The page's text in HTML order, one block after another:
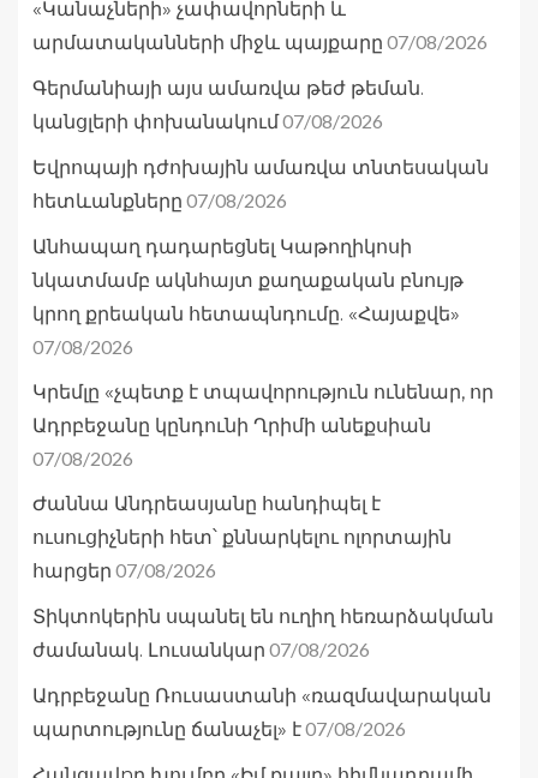
«Կանաչների» չափավորների և
արմատականների միջև պայքարը 07/08/2026
Գերմանիայի այս ամառվա թեժ թեման.
կանցլերի փոխանակում07/08/2026
Եվրոպայի դժոխային ամառվա տնտեսական
հետևանքները 07/08/2026
Անհապաղ դադարեցնել Կաթողիկոսի
նկատմամբ ակնհայտ քաղաքական բնույթ
կրող քրեական հետապնդումը. «Հայաքվե»
07/08/2026
Կրեմլը «չպետք է տպավորություն ունենար, որ
Ադրբեջանը կընդունի Ղրիմի անեքսիան
07/08/2026
Ժաննա Անդրեասյանը հանդիպել է
ուսուցիչների հետ՝ քննարկելու ոլորտային
հարցեր 07/08/2026
Տիկտոկերին սպանել են ուղիղ հեռարձակման
ժամանակ. Լուսանկար 07/08/2026
Ադրբեջանը Ռուսաստանի «ռազմավարական
պարտությունը ճանաչել» է07/08/2026